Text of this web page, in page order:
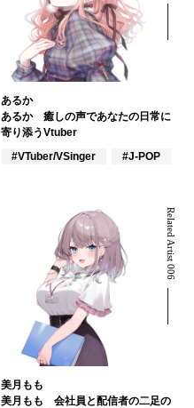
あるか
あるか 癒しの声であなたの日常に
寄り添うVtuber
#VTuber/VSinger
#J-POP
Related Artist 006
美月もも
美月もも 会社員と配信者の二足の